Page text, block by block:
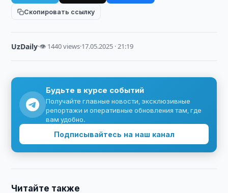
Скопировать ссылку
UzDaily·👁 1440 views·17.05.2025 · 21:19
Будьте в курсе событий
Получайте главные новости, эксклюзивные
репортажи и оперативные обновления там, где
вам удобно.
Подписывайтесь на наш канал
Читайте также